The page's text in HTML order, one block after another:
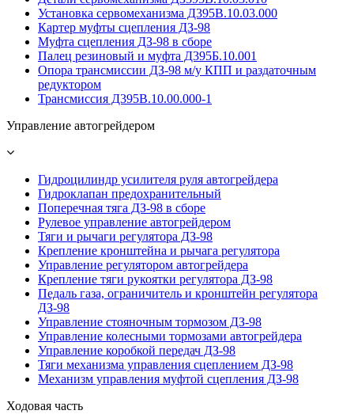
Установка сервомеханизма Д395В.10.03.000
Картер муфты сцепления ДЗ-98
Муфта сцепления ДЗ-98 в сборе
Палец резиновый и муфта Д395Б.10.001
Опора трансмиссии ДЗ-98 м/у КПП и раздаточным
редуктором
Трансмиссия Д395В.10.00.000-1
Управление автогрейдером
Гидроцилиндр усилителя руля автогрейдера
Гидроклапан предохранительный
Поперечная тяга ДЗ-98 в сборе
Рулевое управление автогрейдером
Тяги и рычаги регулятора ДЗ-98
Крепление кронштейна и рычага регулятора
Управление регулятором автогрейдера
Крепление тяги рукоятки регулятора ДЗ-98
Педаль газа, ограничитель и кронштейн регулятора
ДЗ-98
Управление стояночным тормозом ДЗ-98
Управление колесными тормозами автогрейдера
Управление коробкой передач ДЗ-98
Тяги механизма управления сцеплением ДЗ-98
Механизм управления муфтой сцепления ДЗ-98
Ходовая часть